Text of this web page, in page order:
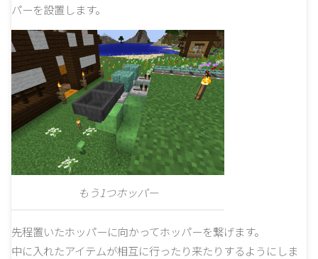
パーを設置します。
もう1つホッパー
先程置いたホッパーに向かってホッパーを繋げます。
中に入れたアイテムが相互に行ったり来たりするようにしま